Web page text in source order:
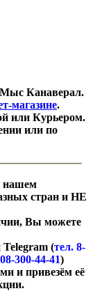
Канаверал.
магазине.
или Курьером.
или по
нашем
стран и НЕ
Вы можете
(тел. 8-
300-44-41)
и привезём её